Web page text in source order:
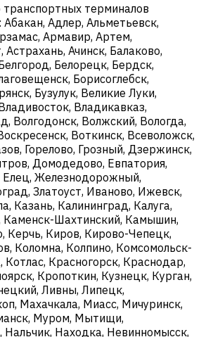
терминалов
Адлер, Альметьевск,
Армавир, Артем,
Астрахань, Ачинск, Балаково,
Белорецк, Бердск,
Борисоглебск,
Бузулук, Великие Луки,
Владикавказ,
Волгодонск, Волжский, Вологда,
Воткинск, Всеволожск,
Горелово, Грозный, Дзержинск,
Домодедово, Евпатория,
Елец, Железнодорожный,
Златоуст, Иваново, Ижевск,
Казань, Калининград, Калуга,
Каменск-Шахтинский, Камышин,
Керчь, Киров, Кирово-Чепецк,
Коломна, Колпино, Комсомольск-
Красногорск, Краснодар,
Кропоткин, Кузнецк, Курган,
Ливны, Липецк,
Махачкала, Миасс, Мичуринск,
Муром, Мытищи,
Находка, Невинномысск,